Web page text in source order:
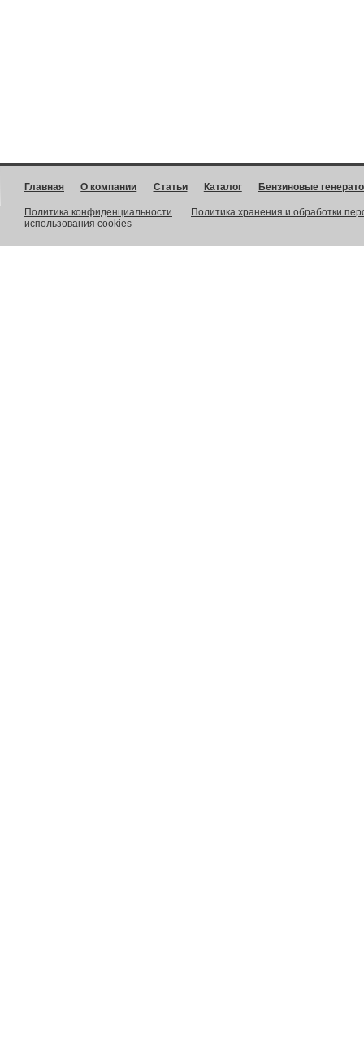
Главная О компании Статьи Каталог Бензиновые
Политика конфиденциальности
Политика хранения и обработки
использования cookies